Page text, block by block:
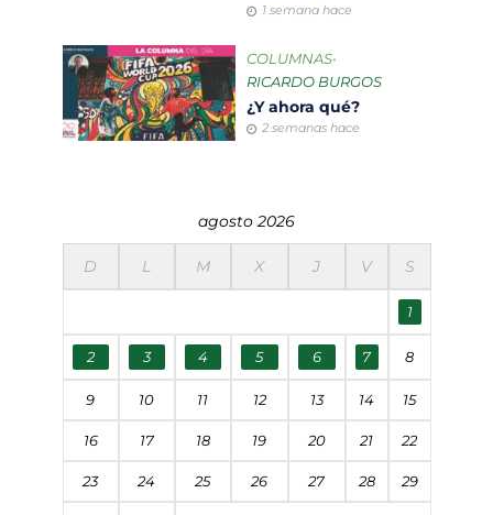
1 semana hace
COLUMNAS•
RICARDO BURGOS
¿Y ahora qué?
2 semanas hace
agosto 2026
D L M X J V S
1
2 3 4 5 6 7 8
9 10 11 12 13 14 15
16 17 18 19 20 21 22
23 24 25 26 27 28 29